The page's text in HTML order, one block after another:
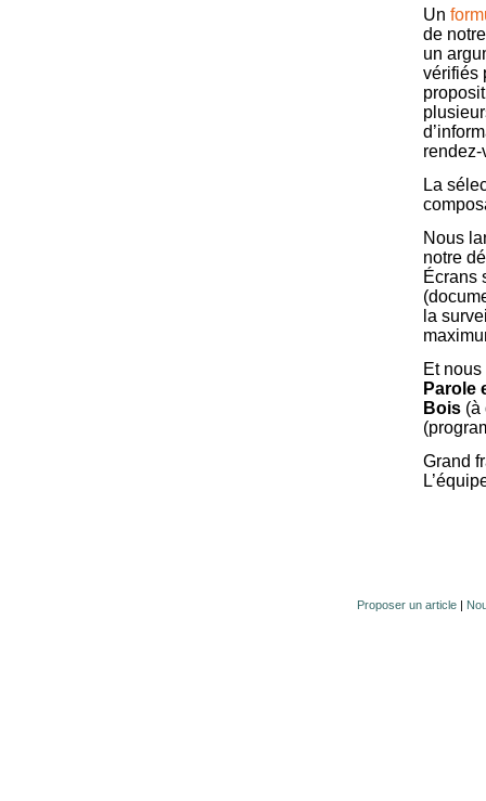
Un
de
un
vérifiés
La
Nous
notre
Écrans
la
Et
Parole
Bois (à
Grand
Proposer un article